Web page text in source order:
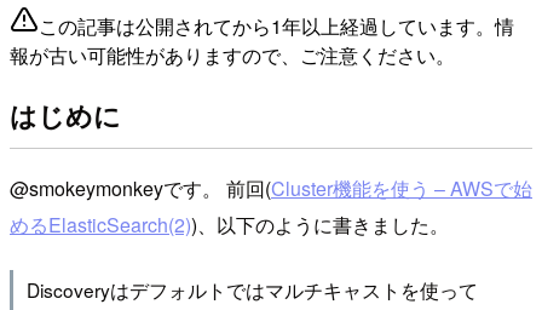
この記事は公開されてから1年以上経過しています。情
報が古い可能性がありますので、ご注意ください。
はじめに
@smokeymonkeyです。 前回(Cluster機能を使う – AWSで始
めるElasticSearch(2))、以下のように書きました。
Discoveryはデフォルトではマルチキャストを使って